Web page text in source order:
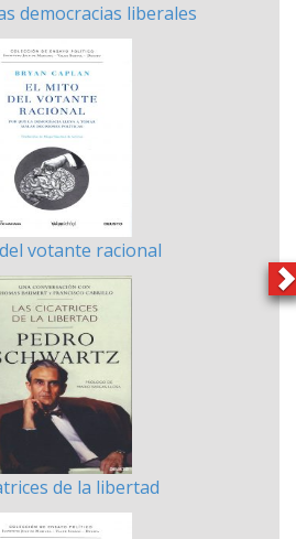
democracias liberales
votante racional
de la libertad